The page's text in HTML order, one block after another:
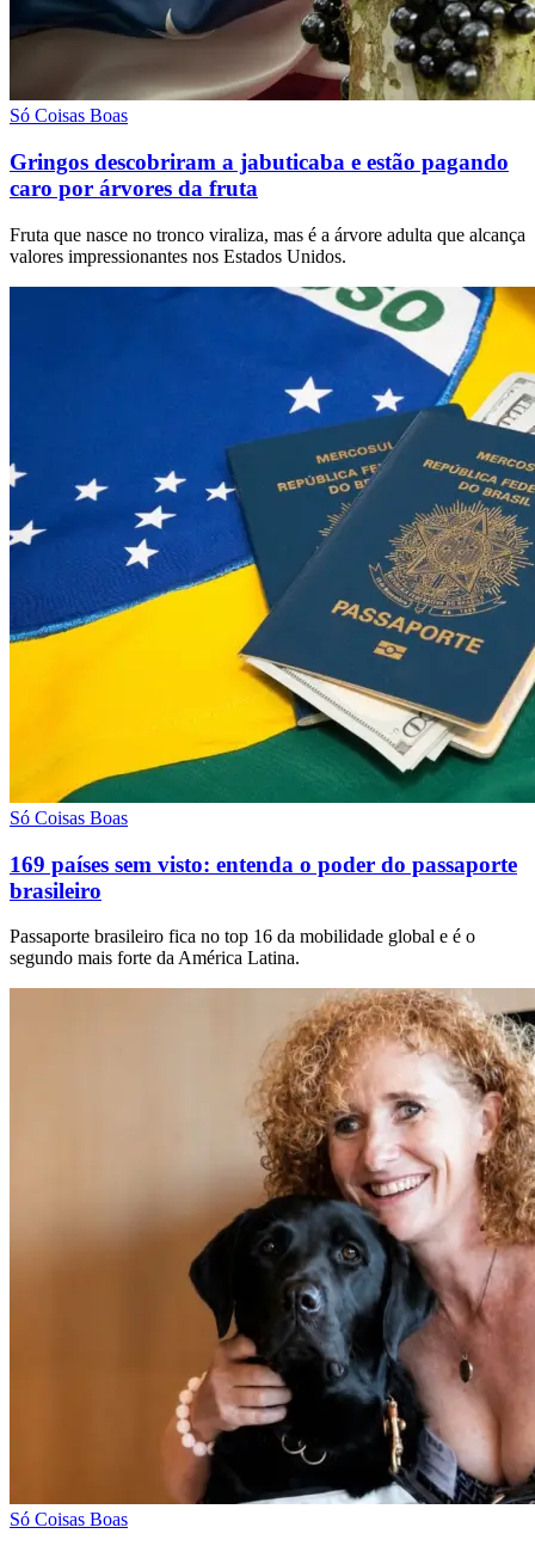
Só Coisas Boas
Gringos descobriram a jabuticaba e estão pagando
caro por árvores da fruta
Fruta que nasce no tronco viraliza, mas é a árvore adulta que alcança
valores impressionantes nos Estados Unidos.
Só Coisas Boas
169 países sem visto: entenda o poder do passaporte
brasileiro
Passaporte brasileiro fica no top 16 da mobilidade global e é o
segundo mais forte da América Latina.
Só Coisas Boas